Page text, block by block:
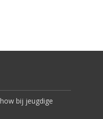
bij jeugdige